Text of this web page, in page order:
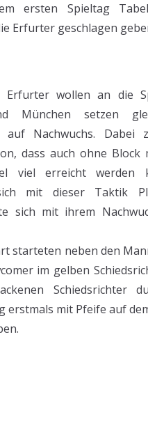
ersten Spieltag
Erfurter geschlagen
wollen an die
München setzen
auf Nachwuchs. Dabei
dass auch ohne Block
viel erreicht werden
mit dieser Taktik
sich mit ihrem
starteten neben den
im gelben
Schiedsrichter
erstmals mit Pfeife auf